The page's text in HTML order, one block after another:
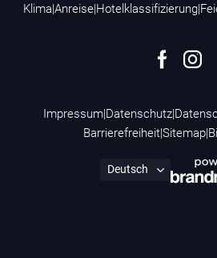
Klima|Anreise|Hotelklassifizierung|
Impressum|Datenschutz|
Barrierefreiheit|Sitemap|